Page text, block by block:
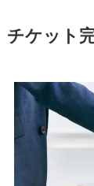
チケット